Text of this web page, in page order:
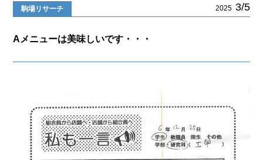
駒場リサーチ 2025 3/5
Aメニューは美味しいです・・・